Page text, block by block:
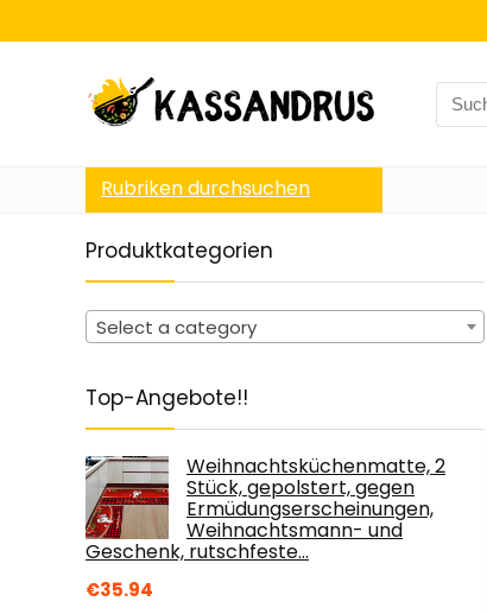
Search
for:
Rubriken durchsuchen
Produktkategorien
Select a category
Top-Angebote!!
Weihnachtsküchenmatte, 2
Stück, gepolstert, gegen
Ermüdungserscheinungen,
Weihnachtsmann- und
Geschenk, rutschfeste…
€35.94